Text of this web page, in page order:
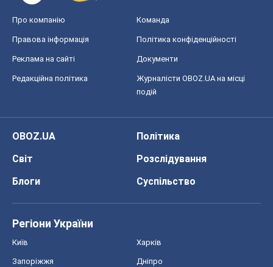
Про компанію Команда
Правова інформація Політика конфіденційності
Реклама на сайті Документи
Редакційна політика
Журналісти OBOZ.UA на місці
подій
OBOZ.UA
Політика
Світ
Розслідування
Блоги
Суспільство
Регіони України
Київ Харків
Запоріжжя Дніпро